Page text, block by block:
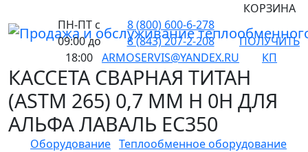
ПН-ПТ с
09:00 до
18:00
8 (800) 600-6-278
8 (843) 207-2-208
ARMOSERVIS@YANDEX.RU
КОРЗИНА
ПОЛУЧИТЬ
КП
КАССЕТА СВАРНАЯ ТИТАН
(ASTM 265) 0,7 ММ H 0H ДЛЯ
АЛЬФА ЛАВАЛЬ EC350
Оборудование Теплообменное оборудование